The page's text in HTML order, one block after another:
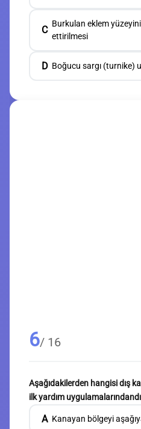
C
Burkulan eklem
ettirilmesi
D Boğucu sargı (turnike)
6/ 16
Aşağıdakilerden hangisi dış
ilk yardım
A Kanayan bölgeyi